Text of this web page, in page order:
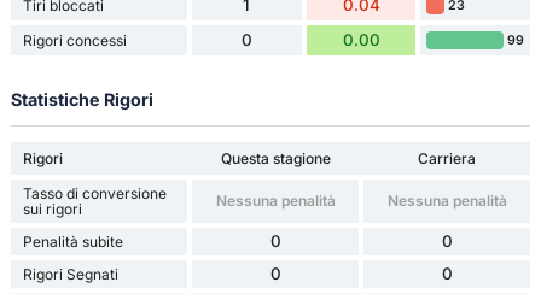
Tiri bloccati 1 0.04 23
Rigori concessi 0 0.00 99
Statistiche Rigori
Rigori Questa stagione
Carriera
Tasso di conversione
sui rigori
Nessuna penalità Nessuna penalità
Penalità subite 0 0
Rigori Segnati 0 0